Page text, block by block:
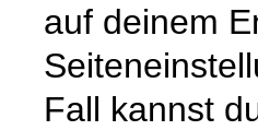
auf deinem
Fall kannst